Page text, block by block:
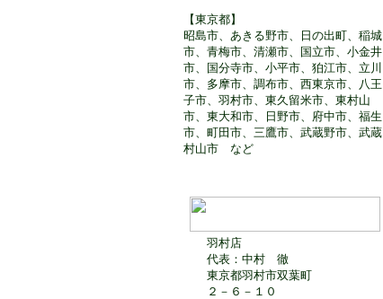
【東京都】
昭島市、あきる野市、日の出町、稲城
市、青梅市、清瀬市、国立市、小金井
市、国分寺市、小平市、狛江市、立川
市、多摩市、調布市、西東京市、八王
子市、羽村市、東久留米市、東村山
市、東大和市、日野市、府中市、福生
市、町田市、三鷹市、武蔵野市、武蔵
村山市 など
羽村店
代表：中村 徹
東京都羽村市双葉町
２－６－１０